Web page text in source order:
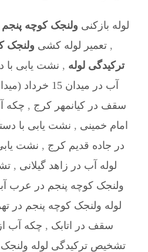
لوله بازکنی ولنجک کوچه
, تعمیر لوله کشی ولنجک
ترکیدگی لوله , نشت یابی با
آب در میدان 15 خرداد (میدان ارگ)
سقف در کیانمهر کرج , چکه
امام خمینی , نشت یابی با
در جاده قدیم کرج , نشت
لوله آب در زاهد گیلانی ,
ولنجک کوچه پنجم در عرب‌
لوله ولنجک کوچه پنجم در
سقف در اتابک , چکه آب
تشخیص ترکیدگی لوله